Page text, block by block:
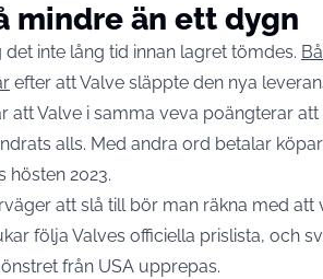
mindre än ett dygn
inte lång tid innan lagret tömdes.
efter att Valve släppte den nya
att Valve i samma veva poängterar
alls. Med andra ord betalar
hösten 2023.
att slå till bör man räkna med att
följa Valves officiella prislista, och
från USA upprepas.